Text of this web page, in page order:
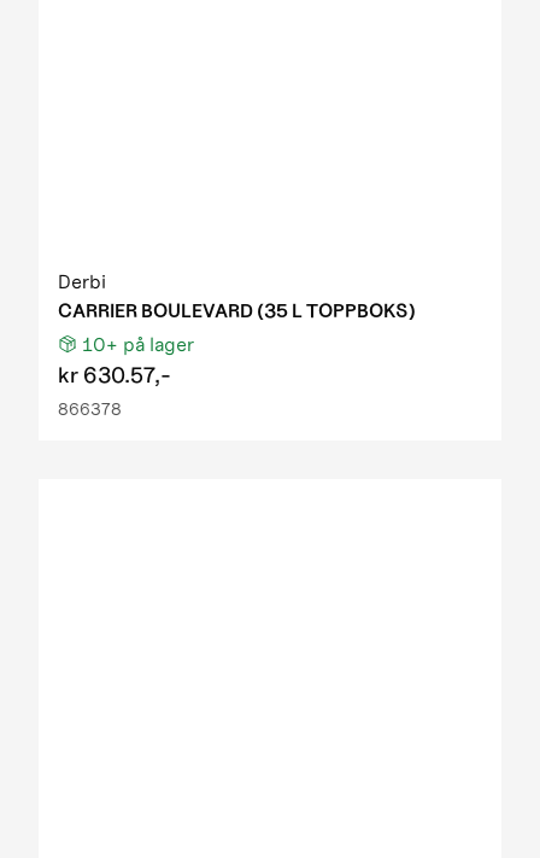
Derbi
CARRIER BOULEVARD (35 L TOPPBOKS)
10+ på lager
kr 630.57,-
866378